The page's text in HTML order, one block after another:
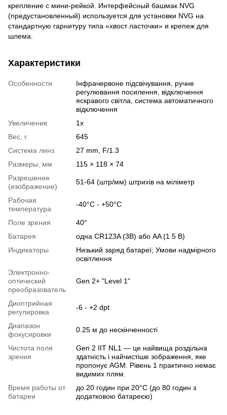
крепление с мини-рейкой. Интерфейсный башмак NVG
(предустановленный) используется для установки NVG на
стандартную гарнитуру типа «хвост ласточки» и крепеж для
шлема.
Характеристики
Особенности
Інфрачервоне підсвічування, ручне
регулювання посилення, відключення
яскравого світла, система автоматичного
відключення
Увеличение
1x
Вес, г
645
Система линз
27 mm, F/1.3
Размеры, мм
115 × 118 × 74
Разрешение
(изображение)
51-64 (штр/мм) штрихів на міліметр
Рабочая
температура
-40°C - +50°C
Поле зрения
40°
Батарея
одна CR123A (3В) або AA (1.5 В)
Индикаторы
Низький заряд батареї; Умови надмірного
освітлення
Электронно-
оптический
преобразователь
Gen 2+ "Level 1"
Диоптрийная
регулировка
-6 - +2 dpt
Диапазон
фокусировки
0.25 м до нескінченності
Чистота поля
зрения
Gen 2 IIT NL1 — це найвища роздільна
здатність і найчистіше зображення, яке
пропонує AGM. Рівень 1 практично немає
видимих плям.
Время работы от
батареи
до 20 годин при 20°C (до 80 годин з
додатковою батареєю)